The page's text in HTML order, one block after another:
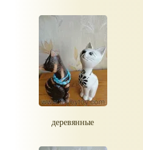
деревянные